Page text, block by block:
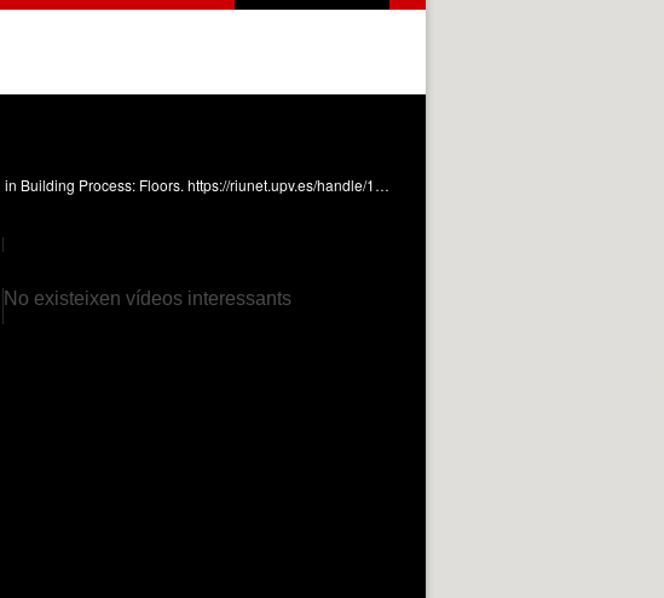
Seguimiento de la unidad de ejecución de obras: floors Valiente Ochoa, E. (2008). VIDEO Quality Control in Building Process: Floors. https://riunet.upv.es/handle/10251/887
No existeixen vídeos interessants